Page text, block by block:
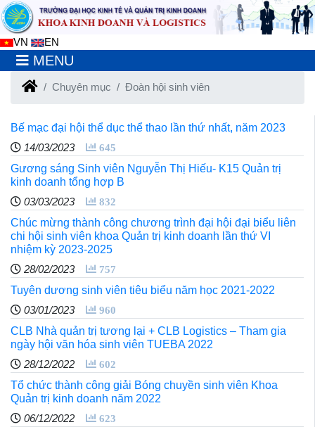
VN EN
MENU
Chuyên mục Đoàn hội sinh viên
Bế mạc đại hội thể dục thể thao lần thứ nhất, năm 2023
14/03/2023
645
Gương sáng Sinh viên Nguyễn Thị Hiếu- K15 Quản trị
kinh doanh tổng hợp B
03/03/2023
832
Chúc mừng thành công chương trình đại hội đại biểu liên
chi hội sinh viên khoa Quản trị kinh doanh lần thứ VI
nhiệm kỳ 2023-2025
28/02/2023
757
Tuyên dương sinh viên tiêu biểu năm học 2021-2022
03/01/2023
960
CLB Nhà quản trị tương lại + CLB Logistics – Tham gia
ngày hội văn hóa sinh viên TUEBA 2022
28/12/2022
602
Tổ chức thành công giải Bóng chuyền sinh viên Khoa
Quản trị kinh doanh năm 2022
06/12/2022
623